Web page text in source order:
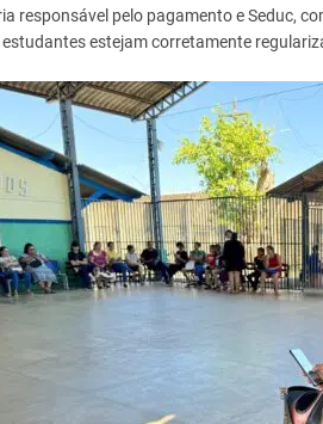
responsável pelo pagamento e Seduc,
estejam corretamente